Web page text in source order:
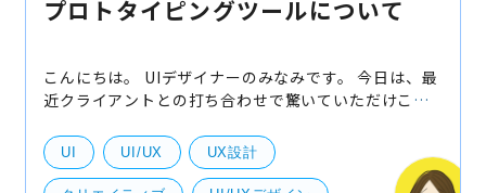
プロトタイピングツールについて
こんにちは。 UIデザイナーのみなみです。 今日は、最
近クライアントとの打ち合わせで驚いていただけこと
れは、デザインのレビューでのことなんですが、ブレ
イ
UI UI/UX UX設計